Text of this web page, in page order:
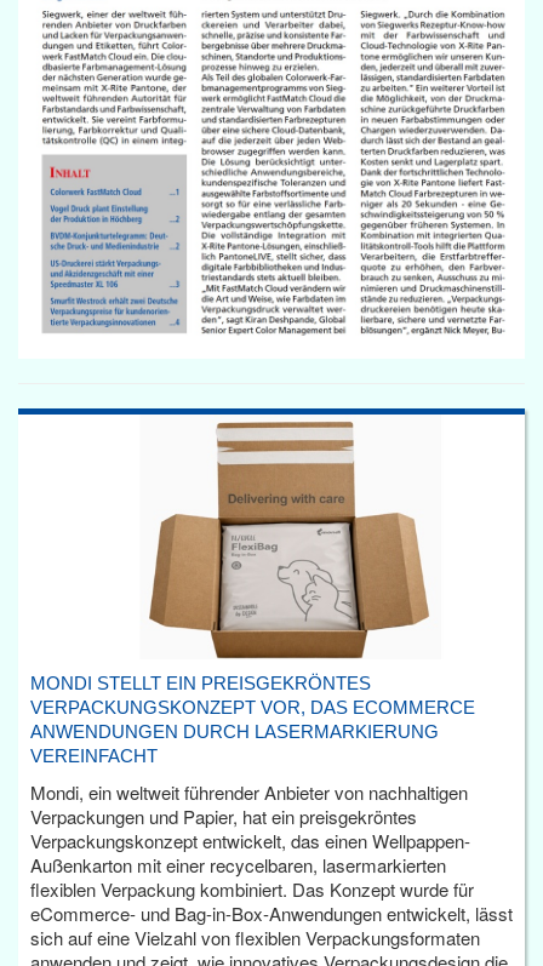
MONDI STELLT EIN PREISGEKRÖNTES
VERPACKUNGSKONZEPT VOR, DAS ECOMMERCE
ANWENDUNGEN DURCH LASERMARKIERUNG
VEREINFACHT
Mondi, ein weltweit führender Anbieter von nachhaltigen
Verpackungen und Papier, hat ein preisgekröntes
Verpackungskonzept entwickelt, das einen Wellpappen-
Außenkarton mit einer recycelbaren, lasermarkierten
flexiblen Verpackung kombiniert. Das Konzept wurde für
eCommerce- und Bag-in-Box-Anwendungen entwickelt, lässt
sich auf eine Vielzahl von flexiblen Verpackungsformaten